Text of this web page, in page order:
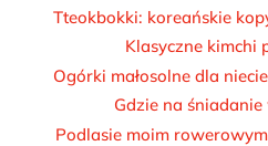
Tteokbokki: koreańskie
Klasyczne kimchi
Ogórki małosolne dla
Gdzie na
Podlasie moim